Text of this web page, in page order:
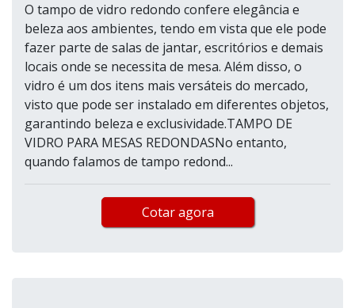
O tampo de vidro redondo confere elegância e
beleza aos ambientes, tendo em vista que ele pode
fazer parte de salas de jantar, escritórios e demais
locais onde se necessita de mesa. Além disso, o
vidro é um dos itens mais versáteis do mercado,
visto que pode ser instalado em diferentes objetos,
garantindo beleza e exclusividade.TAMPO DE
VIDRO PARA MESAS REDONDASNo entanto,
quando falamos de tampo redond...
Cotar agora